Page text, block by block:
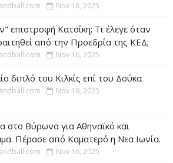
Nov 18, 2025
επιστροφή Κατσίκη; Τι έλεγε όταν
από την Προεδρία της ΚΕΔ;
Nov 16, 2025
διπλό του Κιλκίς επί του Δούκα
Nov 16, 2025
στο Βύρωνα για Αθηναϊκό και
Πέρασε από Καματερό η Νεα Ιωνία.
Nov 16, 2025